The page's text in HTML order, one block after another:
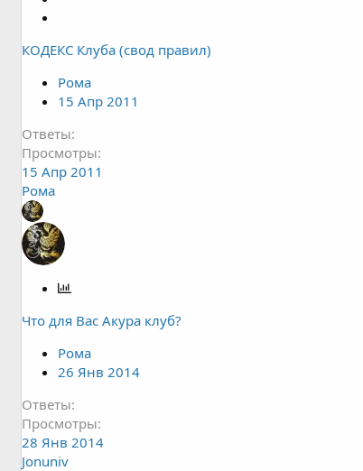
р
т
а
к
е
п
л
е
н
КОДЕКС Клуба (свод правил)
Рома
15 Апр 2011
Ответы
Просмотры
15 Апр 2011
Рома
О
р
с
Что для Вас Акура клуб?
Рома
26 Янв 2014
Ответы
Просмотры
28 Янв 2014
Jonuniv